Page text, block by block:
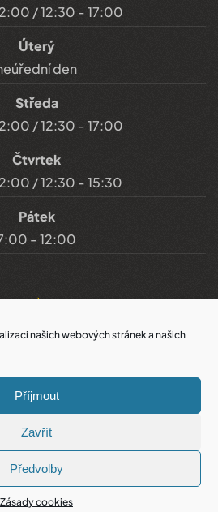
našich webových stránek a našich
Příjmout
Zavřít
Předvolby
Zásady cookies
/ 12:30 - 17:00
Úterý
den
Středa
/ 12:30 - 17:00
Čtvrtek
/ 12:30 - 15:30
Pátek
- 12:00
odkazy
o přístupnosti